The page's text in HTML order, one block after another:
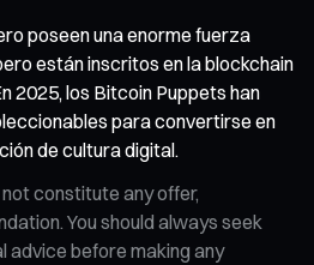
poseen una enorme fuerza
están inscritos en la blockchain
2025, los Bitcoin Puppets han
para convertirse en
de cultura digital.
constitute any offer,
You should always seek
advice before making any